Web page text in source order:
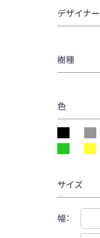
デザイナー
樹種
色
サイズ
幅：